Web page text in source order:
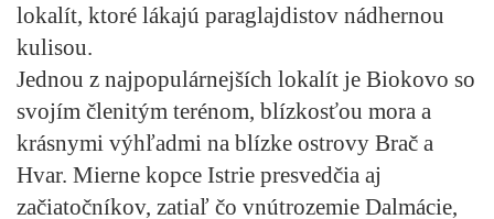
lokalít, ktoré lákajú paraglajdistov nádhernou
kulisou.
Jednou z najpopulárnejších lokalít je Biokovo so
svojím členitým terénom, blízkosťou mora a
krásnymi výhľadmi na blízke ostrovy Brač a
Hvar. Mierne kopce Istrie presvedčia aj
začiatočníkov, zatiaľ čo vnútrozemie Dalmácie,